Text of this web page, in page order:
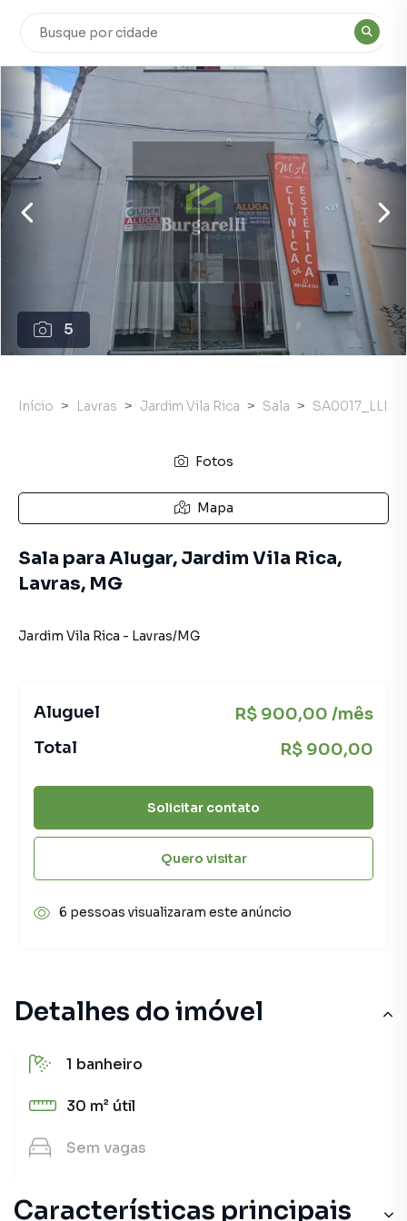
5
Detalhes do imóvel
1 banheiro
30 m² útil
Sem vagas
Características principais
Início Lavras Jardim Vila Rica Sala SA0017_LLI
Fotos
Mapa
Sala para Alugar, Jardim Vila Rica,
Lavras, MG
Jardim Vila Rica - Lavras/MG
Aluguel
R$ 900,00 /mês
Total
R$ 900,00
Solicitar contato
Quero visitar
6 pessoas visualizaram este anúncio